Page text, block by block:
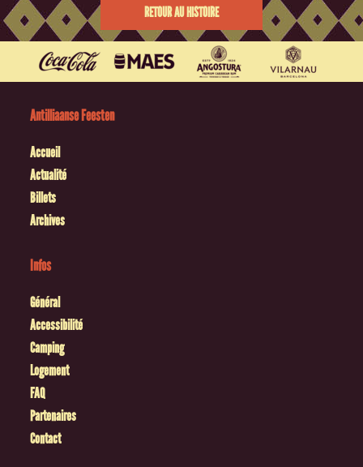
RETOUR AU HISTOIRE
Antilliaanse Feesten
Accueil
Actualité
Billets
Archives
Infos
Général
Accessibilité
Camping
Logement
FAQ
Partenaires
Contact